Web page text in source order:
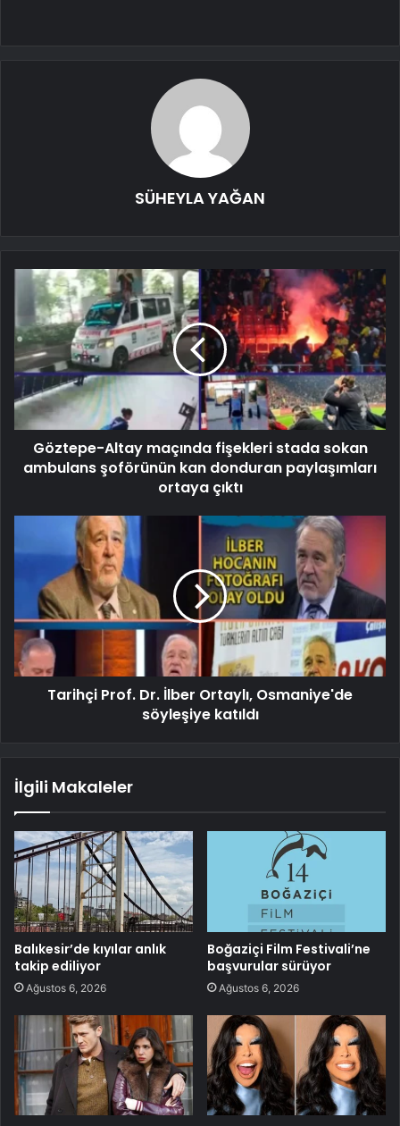
SÜHEYLA YAĞAN
Göztepe-Altay maçında fişekleri stada sokan
ambulans şoförünün kan donduran paylaşımları
ortaya çıktı
Tarihçi Prof. Dr. İlber Ortaylı, Osmaniye'de
söyleşiye katıldı
İlgili Makaleler
Balıkesir’de kıyılar anlık
takip ediliyor
Ağustos 6, 2026
Boğaziçi Film Festivali’ne
başvurular sürüyor
Ağustos 6, 2026